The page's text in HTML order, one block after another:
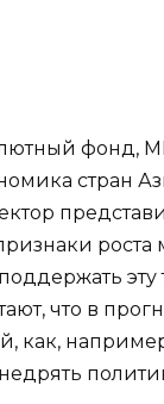
фонд,
стран
что в
как,